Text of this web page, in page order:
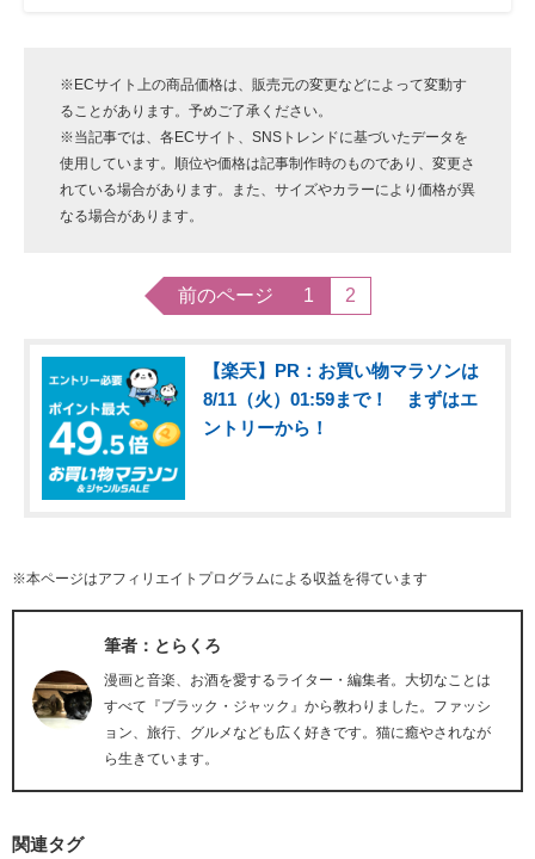
※ECサイト上の商品価格は、販売元の変更などによって変動す
ることがあります。予めご了承ください。
※当記事では、各ECサイト、SNSトレンドに基づいたデータを
使用しています。順位や価格は記事制作時のものであり、変更さ
れている場合があります。また、サイズやカラーにより価格が異
なる場合があります。
前のページ 1 2
【楽天】PR：お買い物マラソンは
8/11（火）01:59まで！ まずはエ
ントリーから！
※本ページはアフィリエイトプログラムによる収益を得ています
筆者：とらくろ
漫画と音楽、お酒を愛するライター・編集者。大切なことは
すべて『ブラック・ジャック』から教わりました。ファッシ
ョン、旅行、グルメなども広く好きです。猫に癒やされなが
ら生きています。
関連タグ